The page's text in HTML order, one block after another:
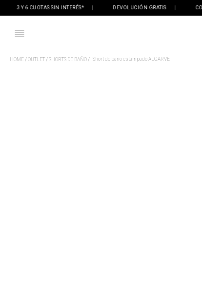
3 Y 6 CUOTAS SIN INTERÉS* | DEVOLUCIÓN GRATIS |
OUTLET SHORTS DE BAÑO Short de baño estampado ALGARVE